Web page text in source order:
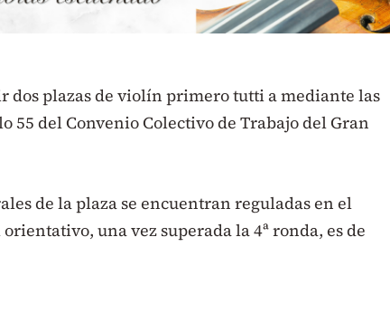
dos plazas de violín primero tutti a mediante las
55 del Convenio Colectivo de Trabajo del Gran
de la plaza se encuentran reguladas en el
una vez superada la 4ª ronda, es de